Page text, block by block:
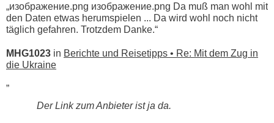
„изображение.png изображение.png Da muß man wohl mit
den Daten etwas herumspielen ... Da wird wohl noch nicht
täglich gefahren. Trotzdem Danke.“
MHG1023 in Berichte und Reisetipps • Re: Mit dem Zug in
die Ukraine
„
Der Link zum Anbieter ist ja da.